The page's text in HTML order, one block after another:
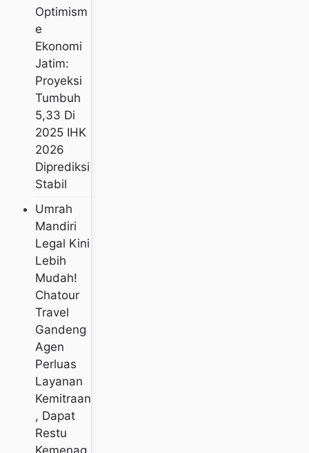
Optimism
E
Ekonomi
Jatim:
Proyeksi
Tumbuh
5,33 Di
2025 IHK
2026
Diprediksi
Stabil
Umrah
Mandiri
Legal Kini
Lebih
Mudah!
Chatour
Travel
Gandeng
Agen
Perluas
Layanan
Kemitraan
, Dapat
Restu
Kemenag